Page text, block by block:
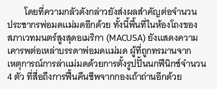
โดยที่ความกลัวดังกล่าวยังส่งผลสำคัญต่อจำนวน
ประชากรพ่อมดแม่มดอีกด้วย ทั้งนี้พื้นที่ในห้องโถงของ
สภาเวทมนตร์สูงสุดอเมริกา (MACUSA) ยังแสดงความ
เคารพต่อเหล่าบรรดาพ่อมดแม่มด ผู้ที่ถูกทรมานจาก
เหตุการณ์การล่าแม่มดด้วยการตั้งรูปปั้นนกฟีนิกซ์จำนวน
4 ตัว ที่สื่อถึงการฟื้นคืนชีพจากกองเถ้าถ่านอีกด้วย